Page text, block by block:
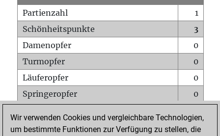
Partienzahl
1
Schönheitspunkte
3
Damenopfer
0
Turmopfer
0
Läuferopfer
0
Springeropfer
0
Matt auf vollem Brett
0
Wir verwenden Cookies und vergleichbare Technologien,
um bestimmte Funktionen zur Verfügung zu stellen, die